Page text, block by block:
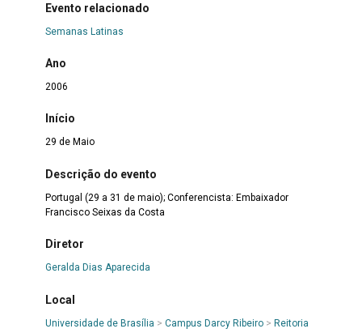
Evento relacionado
Semanas Latinas
Ano
2006
Início
29 de Maio
Descrição do evento
Portugal (29 a 31 de maio); Conferencista: Embaixador
Francisco Seixas da Costa
Diretor
Geralda Dias Aparecida
Local
Universidade de Brasília > Campus Darcy Ribeiro> Reitoria